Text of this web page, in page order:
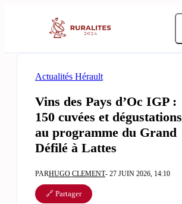
Actualités Hérault
Vins des Pays d’Oc IGP :
150 cuvées et dégustations
au programme du Grand
Défilé à Lattes
PARHUGO CLEMENT- 27 JUIN 2026, 14:10
🔗 Partager